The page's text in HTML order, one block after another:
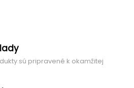
sú pripravené k okamžitej